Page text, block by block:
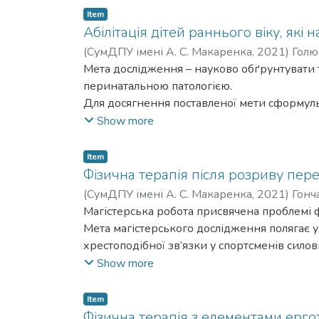
Item
Абілітація дітей раннього віку,
(СумДПУ імені А. С. Макаренка, 2021)
Мета дослідження – науково обґрунтувати
перинатальною патологією.
Для досягнення поставленої мети
1. Проаналізувати та узагальнити сучасні
2. Визначити структуру та основні
(пренатальне ураження ЦНС).
3. Розробити алгоритм та програму
ефективність.
Об’єкт дослідження: процес фізичної
Предмет дослідження: етапи та зміст
Наукова новизна отриманих результатів
раннього віку, які народилися передчасно
Набула подальшого розвитку фізична
Show more
Item
Фізична терапія після розриву
(СумДПУ імені А. С. Макаренка, 2021)
Tetiana Viktorivna
Магістерська робота присвячена проблемі
Мета магістерського дослідження полягає
хрестоподібної зв’язки у спортсменів
основі аналізу літературних джерел
функціональних факторів та якості життя
фізичної терапії після розриву передньої
Show more
Item